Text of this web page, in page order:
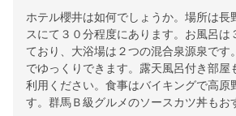
ホテル櫻井は如何でしょうか。場所は長
スにて３０分程度にあります。お風呂は
ており、大浴場は２つの混合泉源泉です
でゆっくりできます。露天風呂付き部屋
利用ください。食事はバイキングで高原
す。群馬Ｂ級グルメのソースカツ丼もお